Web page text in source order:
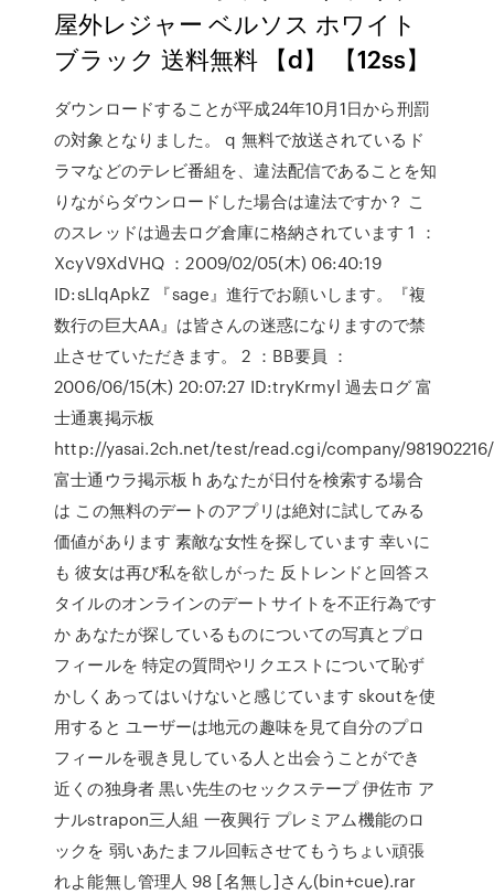
屋外レジャー ベルソス ホワイト
ブラック 送料無料 【d】 【12ss】
ダウンロードすることが平成24年10月1日から刑罰
の対象となりました。 q 無料で放送されているド
ラマなどのテレビ番組を、違法配信であることを知
りながらダウンロードした場合は違法ですか？ こ
のスレッドは過去ログ倉庫に格納されています 1 ：
XcyV9XdVHQ ：2009/02/05(木) 06:40:19
ID:sLlqApkZ 『sage』進行でお願いします。『複
数行の巨大AA』は皆さんの迷惑になりますので禁
止させていただきます。 2 ：BB要員 ：
2006/06/15(木) 20:07:27 ID:tryKrmyl 過去ログ 富
士通裏掲示板
http://yasai.2ch.net/test/read.cgi/company/981902216/
富士通ウラ掲示板 h あなたが日付を検索する場合
は この無料のデートのアプリは絶対に試してみる
価値があります 素敵な女性を探しています 幸いに
も 彼女は再び私を欲しがった 反トレンドと回答ス
タイルのオンラインのデートサイトを不正行為です
か あなたが探しているものについての写真とプロ
フィールを 特定の質問やリクエストについて恥ず
かしくあってはいけないと感じています skoutを使
用すると ユーザーは地元の趣味を見て自分のプロ
フィールを覗き見している人と出会うことができ
近くの独身者 黒い先生のセックステープ 伊佐市 ア
ナルstrapon三人組 一夜興行 プレミアム機能のロ
ックを 弱いあたまフル回転させてもうちょい頑張
れよ能無し管理人 98 [名無し]さん(bin+cue).rar